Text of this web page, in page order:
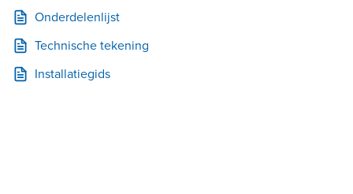
Onderdelenlijst
Technische tekening
Installatiegids